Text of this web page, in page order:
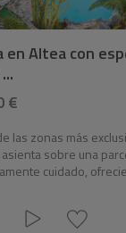
en Altea con
€
las zonas más
sobre una
cuidado,